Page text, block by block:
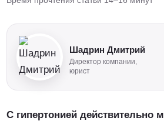
Шадрин Дмитрий
Директор компании,
юрист
С гипертонией действительно